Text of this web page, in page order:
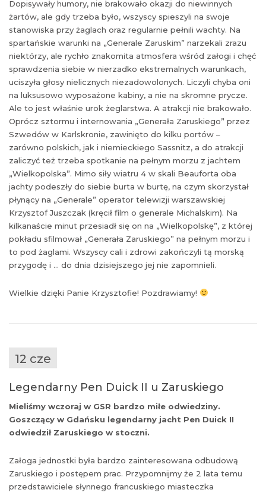
Dopisywały humory, nie brakowało okazji do niewinnych
żartów, ale gdy trzeba było, wszyscy spieszyli na swoje
stanowiska przy żaglach oraz regularnie pełnili wachty. Na
spartańskie warunki na „Generale Zaruskim” narzekali zrazu
niektórzy, ale rychło znakomita atmosfera wśród załogi i chęć
sprawdzenia siebie w nierzadko ekstremalnych warunkach,
uciszyła głosy nielicznych niezadowolonych. Liczyli chyba oni
na luksusowo wyposażone kabiny, a nie na skromne prycze.
Ale to jest właśnie urok żeglarstwa. A atrakcji nie brakowało.
Oprócz sztormu i internowania „Generała Zaruskiego” przez
Szwedów w Karlskronie, zawinięto do kilku portów –
zarówno polskich, jak i niemieckiego Sassnitz, a do atrakcji
zaliczyć też trzeba spotkanie na pełnym morzu z jachtem
„Wielkopolska”. Mimo siły wiatru 4 w skali Beauforta oba
jachty podeszły do siebie burta w burtę, na czym skorzystał
płynący na „Generale” operator telewizji warszawskiej
Krzysztof Juszczak (kręcił film o generale Michalskim). Na
kilkanaście minut przesiadł się on na „Wielkopolskę”, z której
pokładu sfilmował „Generała Zaruskiego” na pełnym morzu i
to pod żaglami. Wszyscy cali i zdrowi zakończyli tą morską
przygodę i … do dnia dzisiejszego jej nie zapomnieli.
Wielkie dzięki Panie Krzysztofie! Pozdrawiamy!
12 cze
Legendarny Pen Duick II u Zaruskiego
Mieliśmy wczoraj w GSR bardzo miłe odwiedziny.
Goszczący w Gdańsku legendarny jacht Pen Duick II
odwiedził Zaruskiego w stoczni.
Załoga jednostki była bardzo zainteresowana odbudową
Zaruskiego i postępem prac. Przypomnijmy że 2 lata temu
przedstawiciele słynnego francuskiego miasteczka